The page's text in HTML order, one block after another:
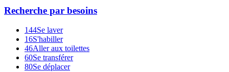
Recherche par besoins
144Se laver
16S'habiller
46Aller aux toilettes
60Se transférer
80Se déplacer